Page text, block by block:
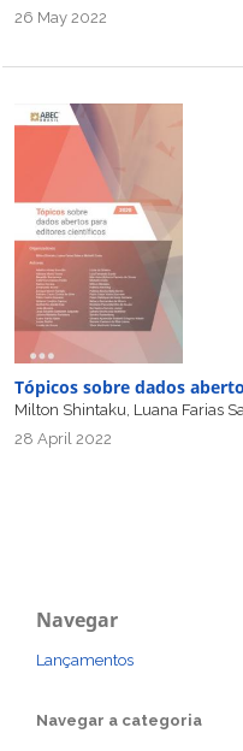
26 May 2022
Tópicos sobre dados
Milton Shintaku, Luana Farias
28 April 2022
Navegar
Lançamentos
Navegar a categoria